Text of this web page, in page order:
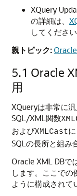
XQuery
の詳細は、
してください
親トピック:
5.1 Oracle
用
XQueryは非常に
SQL/XML関数
およびXMLCast
SQLの長所と組み
Oracle XML DBで
します。ここで
ように構成されて